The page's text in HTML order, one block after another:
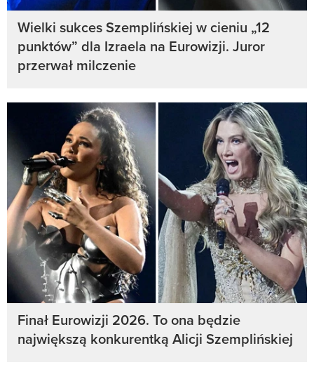
Wielki sukces Szemplińskiej w cieniu „12
punktów” dla Izraela na Eurowizji. Juror
przerwał milczenie
Finał Eurowizji 2026. To ona będzie
największą konkurentką Alicji Szemplińskiej